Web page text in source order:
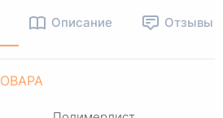
Описание Отзывы